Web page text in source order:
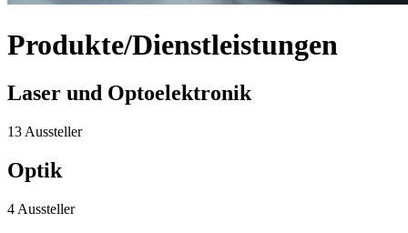
Produkte/Dienstleistungen
Laser und Optoelektronik
13 Aussteller
Optik
4 Aussteller